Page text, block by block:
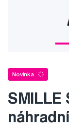
Novinka
SMILLE